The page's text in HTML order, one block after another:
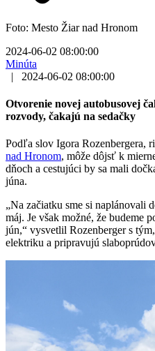
Foto: Mesto Žiar nad Hronom
2024-06-02 08:00:00
Minúta
|
2024-06-02 08:00:00
Otvorenie novej autobusovej
rozvody, čakajú na sedačky
Podľa slov Igora Rozenbergera,
nad Hronom, môže dôjsť k
dňoch a cestujúci by sa mali
júna.
„Na začiatku sme si naplánovali
máj. Je však možné, že budeme
jún,“ vysvetlil Rozenberger s
elektriku a pripravujú